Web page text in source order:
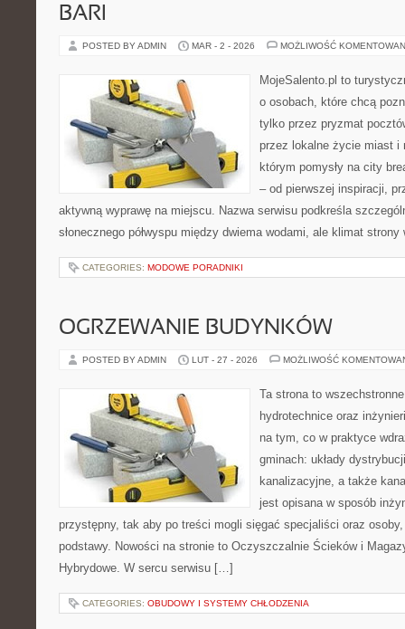
BARI
POSTED BY ADMIN MAR - 2 - 2026 MOŻLIWOŚĆ
MojeSalento.pl to
o osobach, które chcą
tylko przez pryzmat
przez lokalne życie miast i
którym pomysły na city
– od pierwszej inspiracji,
aktywną wyprawę na miejscu. Nazwa serwisu podkreśla
słonecznego półwyspu między dwiema wodami, ale klimat
CATEGORIES: MODOWE PORADNIKI
OGRZEWANIE BUDYNKÓW
POSTED BY ADMIN LUT - 27 - 2026 MOŻLIWOŚĆ
Ta strona to
hydrotechnice oraz
na tym, co w praktyce
gminach: układy
kanalizacyjne, a także
jest opisana w sposób
przystępny, tak aby po treści mogli sięgać specjaliści oraz
podstawy. Nowości na stronie to Oczyszczalnie Ścieków i
Hybrydowe. W sercu serwisu […]
CATEGORIES: OBUDOWY I SYSTEMY CHŁODZENIA